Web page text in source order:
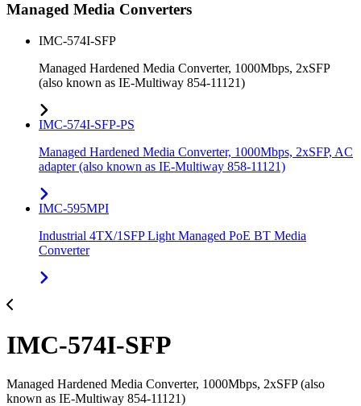
Managed Media Converters
IMC-574I-SFP
Managed Hardened Media Converter, 1000Mbps, 2xSFP
(also known as IE-Multiway 854-11121)
IMC-574I-SFP-PS
Managed Hardened Media Converter, 1000Mbps, 2xSFP, AC
adapter (also known as IE-Multiway 858-11121)
IMC-595MPI
Industrial 4TX/1SFP Light Managed PoE BT Media
Converter
IMC-574I-SFP
Managed Hardened Media Converter, 1000Mbps, 2xSFP (also
known as IE-Multiway 854-11121)